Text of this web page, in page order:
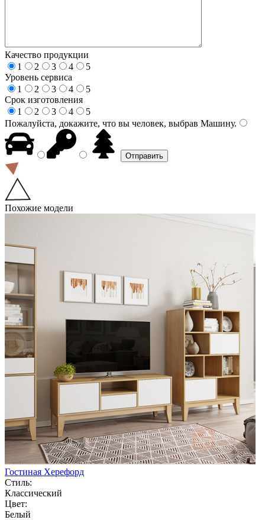
Качество продукции
1
2 3 4
5
Уровень сервиса
1
2 3 4
5
Срок изготовления
1
2 3 4
5
Пожалуйста, докажите, что вы человек, выбрав Машину.
Похожие модели
Гостиная Херефорд
Стиль:
Классический
Цвет:
Белый